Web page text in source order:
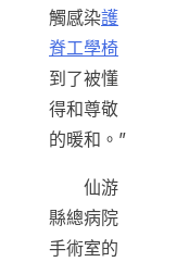
觸感染護
脊工學椅
到了被懂
得和尊敬
的暖和。”
仙游
縣總病院
手術室的